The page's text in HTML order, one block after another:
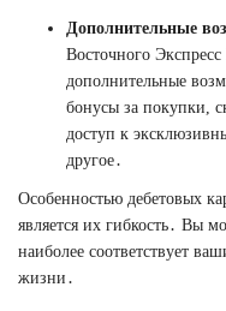
Дополнительные
Восточного Экспресс
дополнительные
бонусы за покупки,
доступ к
другое․
Особенностью дебетовых
является их гибкость․ Вы
наиболее соответствует
жизни․